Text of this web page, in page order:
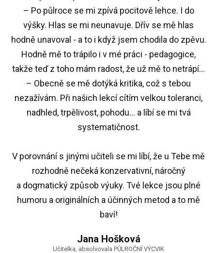
– Po půlroce se mi zpívá pocitově lehce. I do
výšky. Hlas se mi neunavuje. Dřív se mě hlas
hodně unavoval - a to i když jsem chodila do zpěvu.
Hodně mě to trápilo i v mé práci - pedagogice,
takže teď z toho mám radost, že už mě to netrápí…
– Obecně se mě dotýká kritika, což s tebou
nezažívám. Při našich lekcí cítím velkou toleranci,
nadhled, trpělivost, pohodu… a líbí se mi tvá
systematičnost.
V porovnání s jinými učiteli se mi líbí, že u Tebe mě
rozhodně nečeká konzervativní, náročný
a dogmatický způsob výuky. Tvé lekce jsou plné
humoru a originálních a účinných metod a to mě
baví!
Jana Hošková
Učitelka, absolvovala PŮLROČNÍ VÝCVIK